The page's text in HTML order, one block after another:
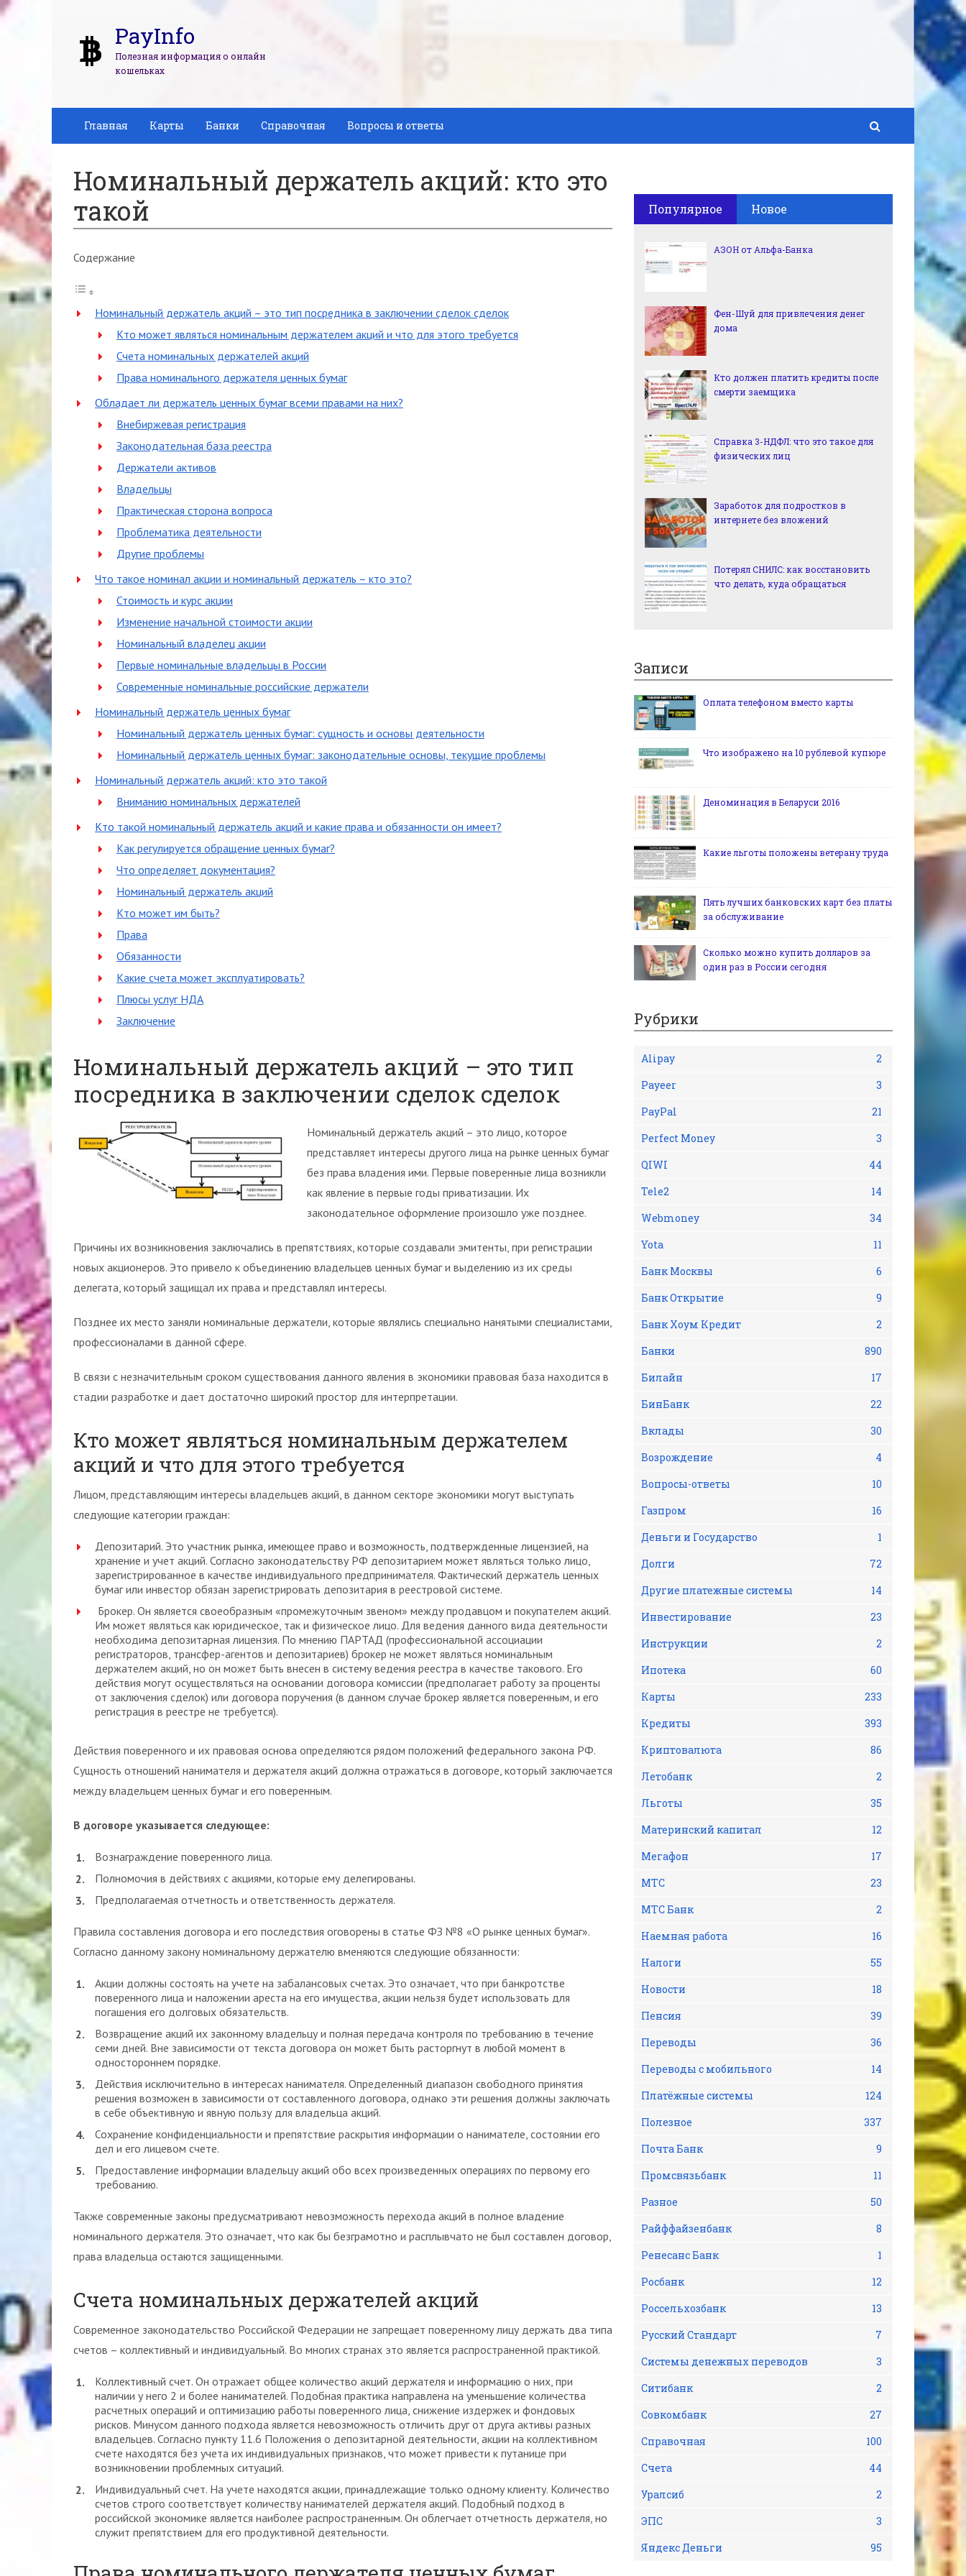
PayInfo
Полезная информация о онлайн
кошельках
Главная Карты Банки Справочная Вопросы и ответы
Номинальный держатель акций: кто это
такой
Содержание
Номинальный держатель акций – это тип посредника в заключении сделок сделок
Кто может являться номинальным держателем акций и что для этого требуется
Счета номинальных держателей акций
Права номинального держателя ценных бумаг
Обладает ли держатель ценных бумаг всеми правами на них?
Внебиржевая регистрация
Законодательная база реестра
Держатели активов
Владельцы
Практическая сторона вопроса
Проблематика деятельности
Другие проблемы
Что такое номинал акции и номинальный держатель – кто это?
Стоимость и курс акции
Изменение начальной стоимости акции
Номинальный владелец акции
Первые номинальные владельцы в России
Современные номинальные российские держатели
Номинальный держатель ценных бумаг
Номинальный держатель ценных бумаг: сущность и основы деятельности
Номинальный держатель ценных бумаг: законодательные основы, текущие проблемы
Номинальный держатель акций: кто это такой
Вниманию номинальных держателей
Кто такой номинальный держатель акций и какие права и обязанности он имеет?
Как регулируется обращение ценных бумаг?
Что определяет документация?
Номинальный держатель акций
Кто может им быть?
Права
Обязанности
Какие счета может эксплуатировать?
Плюсы услуг НДА
Заключение
Номинальный держатель акций – это тип
посредника в заключении сделок сделок
Номинальный держатель акций – это лицо, которое
представляет интересы другого лица на рынке ценных бумаг
без права владения ими. Первые поверенные лица возникли
как явление в первые годы приватизации. Их
законодательное оформление произошло уже позднее.
Причины их возникновения заключались в препятствиях, которые создавали эмитенты, при регистрации
новых акционеров. Это привело к объединению владельцев ценных бумаг и выделению из их среды
делегата, который защищал их права и представлял интересы.
Позднее их место заняли номинальные держатели, которые являлись специально нанятыми специалистами,
профессионалами в данной сфере.
В связи с незначительным сроком существования данного явления в экономики правовая база находится в
стадии разработке и дает достаточно широкий простор для интерпретации.
Кто может являться номинальным держателем
акций и что для этого требуется
Лицом, представляющим интересы владельцев акций, в данном секторе экономики могут выступать
следующие категории граждан:
Депозитарий. Это участник рынка, имеющее право и возможность, подтвержденные лицензией, на
хранение и учет акций. Согласно законодательству РФ депозитарием может являться только лицо,
зарегистрированное в качестве индивидуального предпринимателя. Фактический держатель ценных
бумаг или инвестор обязан зарегистрировать депозитария в реестровой системе.
Брокер. Он является своеобразным «промежуточным звеном» между продавцом и покупателем акций.
Им может являться как юридическое, так и физическое лицо. Для ведения данного вида деятельности
необходима депозитарная лицензия. По мнению ПАРТАД (профессиональной ассоциации
регистраторов, трансфер-агентов и депозитариев) брокер не может являться номинальным
держателем акций, но он может быть внесен в систему ведения реестра в качестве такового. Его
действия могут осуществляться на основании договора комиссии (предполагает работу за проценты
от заключения сделок) или договора поручения (в данном случае брокер является поверенным, и его
регистрация в реестре не требуется).
Действия поверенного и их правовая основа определяются рядом положений федерального закона РФ.
Сущность отношений нанимателя и держателя акций должна отражаться в договоре, который заключается
между владельцем ценных бумаг и его поверенным.
В договоре указывается следующее:
Вознаграждение поверенного лица.
Полномочия в действиях с акциями, которые ему делегированы.
Предполагаемая отчетность и ответственность держателя.
Правила составления договора и его последствия оговорены в статье ФЗ №8 «О рынке ценных бумаг».
Согласно данному закону номинальному держателю вменяются следующие обязанности:
Акции должны состоять на учете на забалансовых счетах. Это означает, что при банкротстве
поверенного лица и наложении ареста на его имущества, акции нельзя будет использовать для
погашения его долговых обязательств.
Возвращение акций их законному владельцу и полная передача контроля по требованию в течение
семи дней. Вне зависимости от текста договора он может быть расторгнут в любой момент в
одностороннем порядке.
Действия исключительно в интересах нанимателя. Определенный диапазон свободного принятия
решения возможен в зависимости от составленного договора, однако эти решения должны заключать
в себе объективную и явную пользу для владельца акций.
Сохранение конфиденциальности и препятствие раскрытия информации о нанимателе, состоянии его
дел и его лицевом счете.
Предоставление информации владельцу акций обо всех произведенных операциях по первому его
требованию.
Также современные законы предусматривают невозможность перехода акций в полное владение
номинального держателя. Это означает, что как бы безграмотно и расплывчато не был составлен договор,
права владельца остаются защищенными.
Счета номинальных держателей акций
Современное законодательство Российской Федерации не запрещает поверенному лицу держать два типа
счетов – коллективный и индивидуальный. Во многих странах это является распространенной практикой.
Коллективный счет. Он отражает общее количество акций держателя и информацию о них, при
наличии у него 2 и более нанимателей. Подобная практика направлена на уменьшение количества
расчетных операций и оптимизацию работы поверенного лица, снижение издержек и фондовых
рисков. Минусом данного подхода является невозможность отличить друг от друга активы разных
владельцев. Согласно пункту 11.6 Положения о депозитарной деятельности, акции на коллективном
счете находятся без учета их индивидуальных признаков, что может привести к путанице при
возникновении проблемных ситуаций.
Индивидуальный счет. На учете находятся акции, принадлежащие только одному клиенту. Количество
счетов строго соответствует количеству нанимателей держателя акций. Подобный подход в
российской экономике является наиболее распространенным. Он облегчает отчетность держателя, но
служит препятствием для его продуктивной деятельности.
Популярное Новое
АЗОН от Альфа-Банка
Фен-Шуй для привлечения денег
дома
Кто должен платить кредиты после
смерти заемщика
Справка 3-НДФЛ: что это такое для
физических лиц
Заработок для подростков в
интернете без вложений
Потерял СНИЛС: как восстановить
что делать, куда обращаться
Записи
Оплата телефоном вместо карты
Что изображено на 10 рублевой купюре
Деноминация в Беларуси 2016
Какие льготы положены ветерану труда
Пять лучших банковских карт без платы
за обслуживание
Сколько можно купить долларов за
один раз в России сегодня
Рубрики
Alipay
2
Payeer
3
PayPal
21
Perfect Money
3
QIWI
44
Tele2
14
Webmoney
34
Yota
11
Банк Москвы
6
Банк Открытие
9
Банк Хоум Кредит
2
Банки
890
Билайн
17
БинБанк
22
Вклады
30
Возрождение
4
Вопросы-ответы
10
Газпром
16
Деньги и Государство
1
Долги
72
Другие платежные системы
14
Инвестирование
23
Инструкции
2
Ипотека
60
Карты
233
Кредиты
393
Криптовалюта
86
Летобанк
2
Льготы
35
Материнский капитал
12
Мегафон
17
МТС
23
МТС Банк
2
Наемная работа
16
Налоги
55
Новости
18
Пенсия
39
Переводы
36
Переводы с мобильного
14
Платёжные системы
124
Полезное
337
Почта Банк
9
Промсвязьбанк
11
Разное
50
Райффайзенбанк
8
Ренесанс Банк
1
Росбанк
12
Россельхозбанк
13
Русский Стандарт
7
Системы денежных переводов
3
Ситибанк
2
Совкомбанк
27
Справочная
100
Счета
44
Уралсиб
2
ЭПС
3
Яндекс Деньги
95